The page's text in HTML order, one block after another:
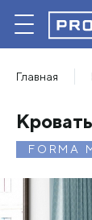
Главная
FORMA